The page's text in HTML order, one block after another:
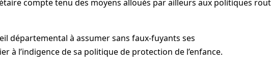
compte tenu des moyens alloués par ailleurs aux politiques
départemental à assumer sans faux-fuyants ses
à l’indigence de sa politique de protection de l’enfance.